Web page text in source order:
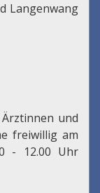
Langenwang
und
freiwillig am
- 12.00 Uhr